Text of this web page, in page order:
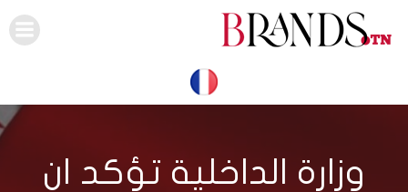
وزارة الداخلية تؤكد ان